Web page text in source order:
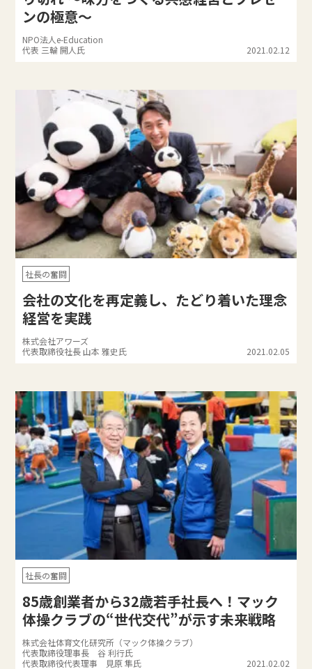
ンの極意～
NPO法人e-Education
代表 三輪 開人氏
2021.02.12
社長の奮闘
会社の文化を再定義し、たどり着いた理念
経営を実践
株式会社アワーズ
代表取締役社長 山本 雅史氏
2021.02.05
社長の奮闘
85歳創業者から32歳若手社長へ！マック
体操クラブの“世代交代”が示す未来戦略
株式会社体育文化研究所（マック体操クラブ）
代表取締役理事長 谷 利行氏
代表取締役代表理事 見原 隼氏
2021.02.02